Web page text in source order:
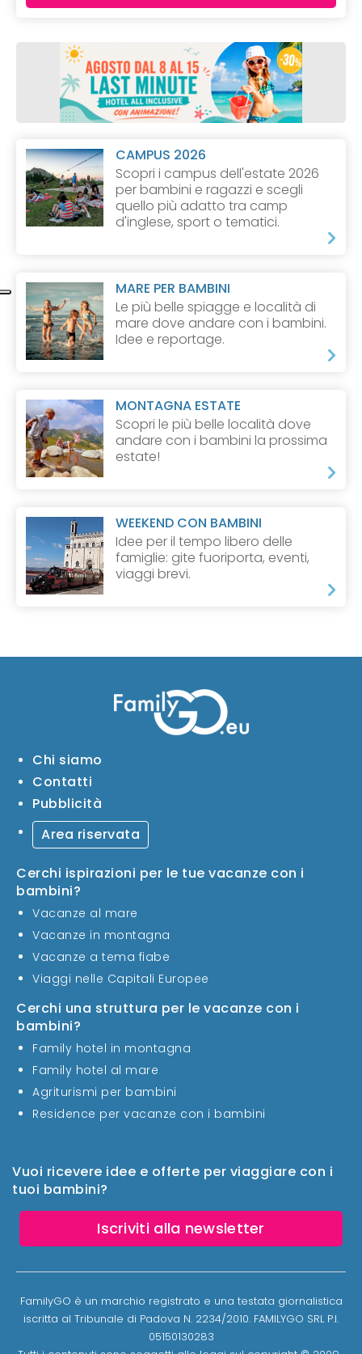
CAMPUS 2026
Scopri i campus dell'estate 2026
per bambini e ragazzi e scegli
quello più adatto tra camp
d'inglese, sport o tematici.
MARE PER BAMBINI
Le più belle spiagge e località di
mare dove andare con i bambini.
Idee e reportage.
MONTAGNA ESTATE
Scopri le più belle località dove
andare con i bambini la prossima
estate!
WEEKEND CON BAMBINI
Idee per il tempo libero delle
famiglie: gite fuoriporta, eventi,
viaggi brevi.
Vuoi ricevere idee e offerte per viaggiare con i
tuoi bambini?
Iscriviti alla newsletter
Chi siamo
Contatti
Pubblicità
Area riservata
Cerchi ispirazioni per le tue vacanze con i
bambini?
Vacanze al mare
Vacanze in montagna
Vacanze a tema fiabe
Viaggi nelle Capitali Europee
Cerchi una struttura per le vacanze con i
bambini?
Family hotel in montagna
Family hotel al mare
Agriturismi per bambini
Residence per vacanze con i bambini
FamilyGO è un marchio registrato e una testata giornalistica
iscritta al Tribunale di Padova N. 2234/2010. FAMILYGO SRL P.I.
05150130283